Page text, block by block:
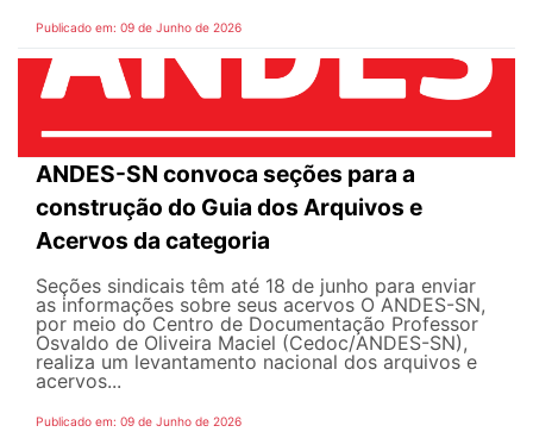
Publicado em: 09 de Junho de 2026
ANDES-SN convoca seções para a
construção do Guia dos Arquivos e
Acervos da categoria
Seções sindicais têm até 18 de junho para enviar
as informações sobre seus acervos O ANDES-SN,
por meio do Centro de Documentação Professor
Osvaldo de Oliveira Maciel (Cedoc/ANDES-SN),
realiza um levantamento nacional dos arquivos e
acervos...
Publicado em: 09 de Junho de 2026